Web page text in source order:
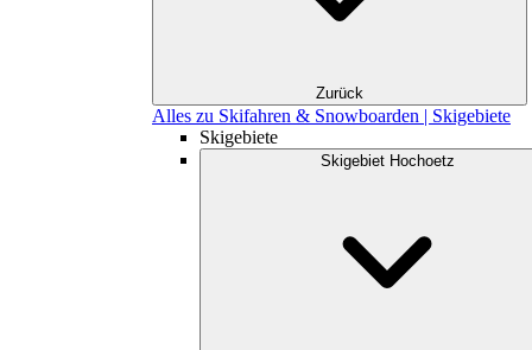
Zurück
Alles zu Skifahren & Snowboarden | Skigebiete
Skigebiete
Skigebiet Hochoetz